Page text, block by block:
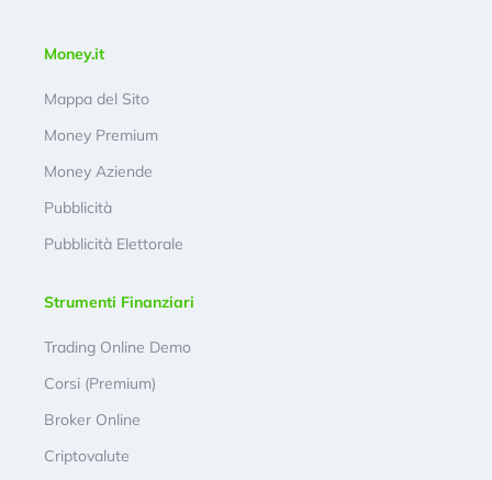
Money.it
Mappa del Sito
Money Premium
Money Aziende
Pubblicità
Pubblicità Elettorale
Strumenti Finanziari
Trading Online Demo
Corsi (Premium)
Broker Online
Criptovalute